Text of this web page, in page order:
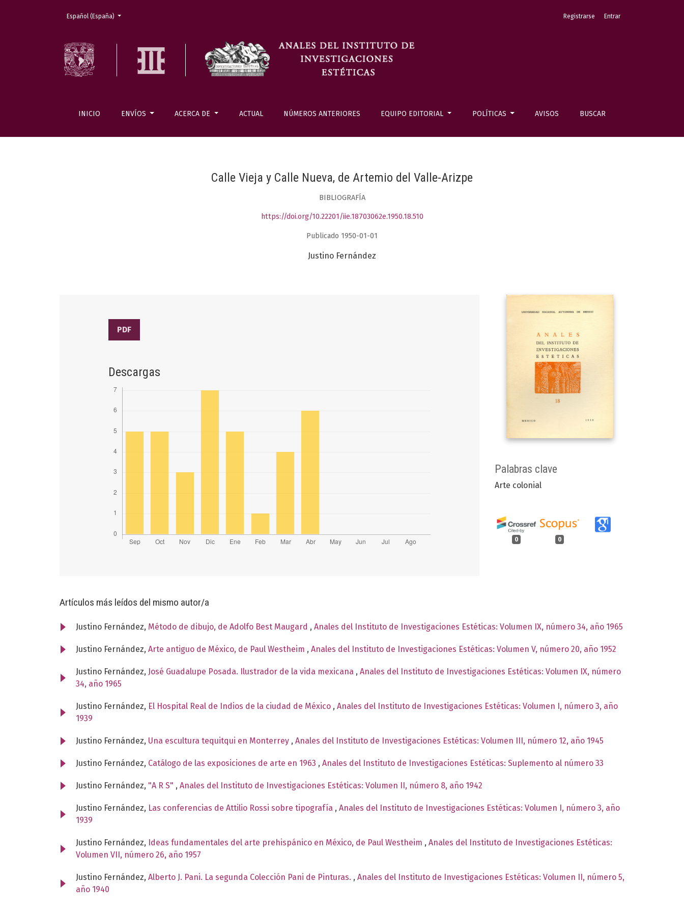
INICIO ENVÍOS ACERCA DE ACTUAL NÚMEROS ANTERIORES EQUIPO EDITORIAL POLÍTICAS AVISOS BUSCAR
Registrarse Entrar
Cambiar el idioma. El actual es:
Español (España)
Calle Vieja y Calle Nueva, de Artemio del Valle-Arizpe
BIBLIOGRAFÍA
https://doi.org/10.22201/iie.18703062e.1950.18.510
Publicado 1950-01-01
Justino Fernández
Palabras clave
Arte colonial
0 0
PDF
Descargas
Artículos más leídos del mismo autor/a
Justino Fernández, Método de dibujo, de Adolfo Best Maugard , Anales del Instituto de Investigaciones Estéticas: Volumen IX, número 34, año 1965
Justino Fernández, Arte antiguo de México, de Paul Westheim , Anales del Instituto de Investigaciones Estéticas: Volumen V, número 20, año 1952
Justino Fernández, José Guadalupe Posada. Ilustrador de la vida mexicana , Anales del Instituto de Investigaciones Estéticas: Volumen IX, número
34, año 1965
Justino Fernández, El Hospital Real de Indios de la ciudad de México , Anales del Instituto de Investigaciones Estéticas: Volumen I, número 3, año
1939
Justino Fernández, Una escultura tequitqui en Monterrey , Anales del Instituto de Investigaciones Estéticas: Volumen III, número 12, año 1945
Justino Fernández, Catálogo de las exposiciones de arte en 1963 , Anales del Instituto de Investigaciones Estéticas: Suplemento al número 33
Justino Fernández, "A R S" , Anales del Instituto de Investigaciones Estéticas: Volumen II, número 8, año 1942
Justino Fernández, Las conferencias de Attilio Rossi sobre tipografía , Anales del Instituto de Investigaciones Estéticas: Volumen I, número 3, año
1939
Justino Fernández, Ideas fundamentales del arte prehispánico en México, de Paul Westheim , Anales del Instituto de Investigaciones Estéticas:
Volumen VII, número 26, año 1957
Justino Fernández, Alberto J. Pani. La segunda Colección Pani de Pinturas. , Anales del Instituto de Investigaciones Estéticas: Volumen II, número 5,
año 1940